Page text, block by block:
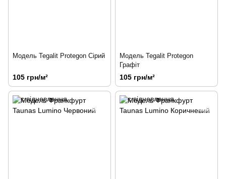
Модель Tegalit Protegon Сірий
105 грн/м²
Модель Tegalit Protegon
Графіт
105 грн/м²